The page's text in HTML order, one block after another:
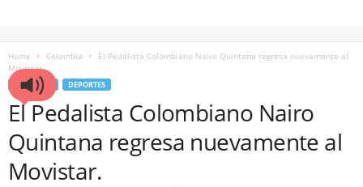
Home Colombia
El Pedalista Colombiano Nairo Quintana regresa nuevamente al
Movistar.
COLOMBIA DEPORTES
El Pedalista Colombiano Nairo
Quintana regresa nuevamente al
Movistar.